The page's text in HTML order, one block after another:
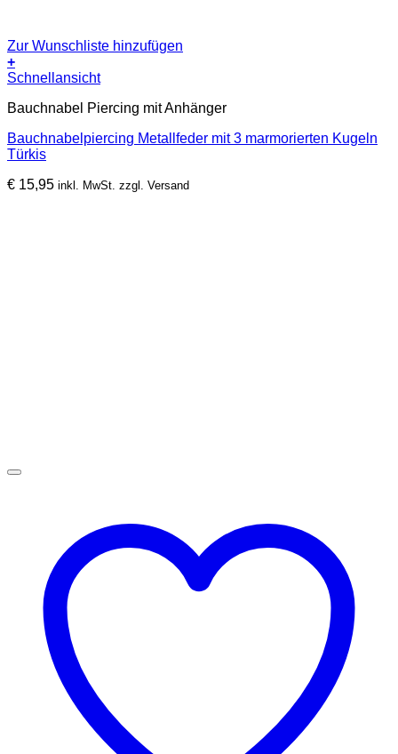
Zur Wunschliste hinzufügen
+
Schnellansicht
Bauchnabel Piercing mit Anhänger
Bauchnabelpiercing Metallfeder mit 3 marmorierten Kugeln
Türkis
€ 15,95 inkl. MwSt. zzgl. Versand